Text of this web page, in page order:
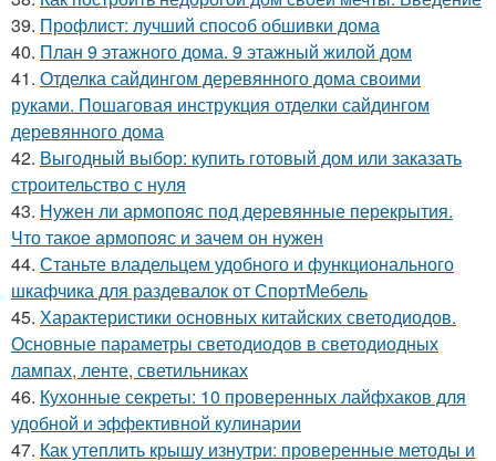
39. Профлист: лучший способ обшивки дома
40. План 9 этажного дома. 9 этажный жилой дом
41. Отделка сайдингом деревянного дома своими
руками. Пошаговая инструкция отделки сайдингом
деревянного дома
42. Выгодный выбор: купить готовый дом или заказать
строительство с нуля
43. Нужен ли армопояс под деревянные перекрытия.
Что такое армопояс и зачем он нужен
44. Станьте владельцем удобного и функционального
шкафчика для раздевалок от СпортМебель
45. Характеристики основных китайских светодиодов.
Основные параметры светодиодов в светодиодных
лампах, ленте, светильниках
46. Кухонные секреты: 10 проверенных лайфхаков для
удобной и эффективной кулинарии
47. Как утеплить крышу изнутри: проверенные методы и